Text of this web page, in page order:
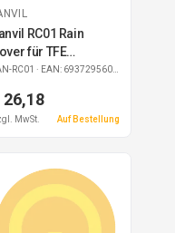
RC01 Rain
für TFE
i62/i63/i64
RC01 · EAN: 6937295604849
26,18
MwSt. Auf Bestellung